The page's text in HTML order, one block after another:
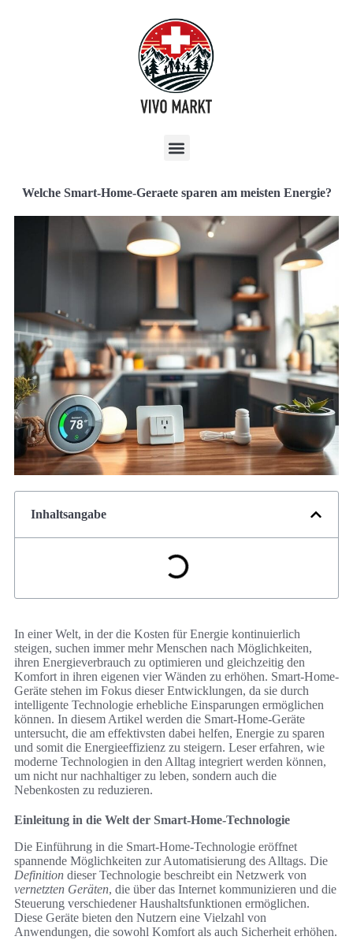
Welche Smart-Home-Geraete sparen am meisten Energie?
Inhaltsangabe
In einer Welt, in der die Kosten für Energie kontinuierlich
steigen, suchen immer mehr Menschen nach Möglichkeiten,
ihren Energieverbrauch zu optimieren und gleichzeitig den
Komfort in ihren eigenen vier Wänden zu erhöhen. Smart-Home-
Geräte stehen im Fokus dieser Entwicklungen, da sie durch
intelligente Technologie erhebliche Einsparungen ermöglichen
können. In diesem Artikel werden die Smart-Home-Geräte
untersucht, die am effektivsten dabei helfen, Energie zu sparen
und somit die Energieeffizienz zu steigern. Leser erfahren, wie
moderne Technologien in den Alltag integriert werden können,
um nicht nur nachhaltiger zu leben, sondern auch die
Nebenkosten zu reduzieren.
Einleitung in die Welt der Smart-Home-Technologie
Die Einführung in die Smart-Home-Technologie eröffnet
spannende Möglichkeiten zur Automatisierung des Alltags. Die
Definition dieser Technologie beschreibt ein Netzwerk von
vernetzten Geräten, die über das Internet kommunizieren und die
Steuerung verschiedener Haushaltsfunktionen ermöglichen.
Diese Geräte bieten den Nutzern eine Vielzahl von
Anwendungen, die sowohl Komfort als auch Sicherheit erhöhen.